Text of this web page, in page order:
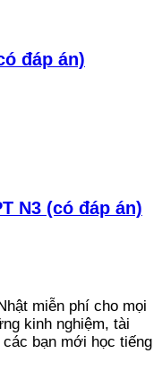
đáp án)
N3 (có đáp án)
miễn phí cho mọi
kinh nghiệm, tài
bạn mới học tiếng